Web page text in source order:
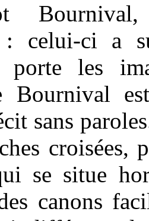
: celui-ci a
porte les
Bournival
sans
croisées,
se situe
canons